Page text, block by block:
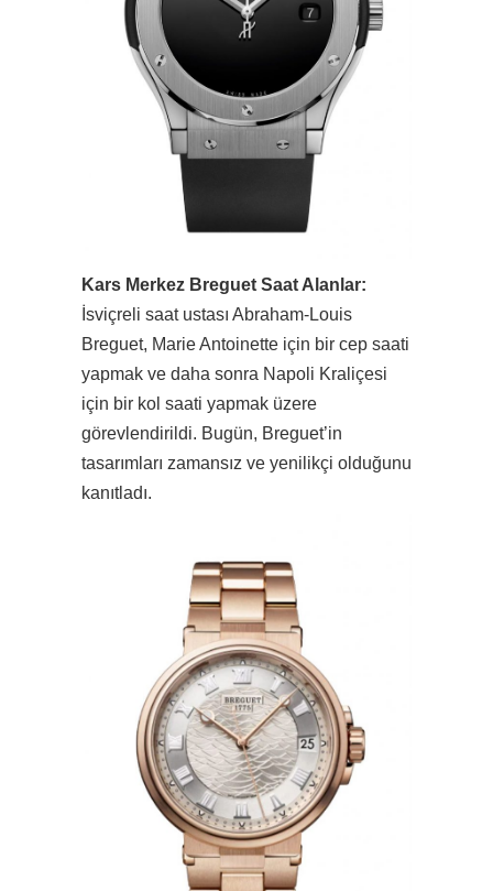
Kars Merkez Breguet Saat Alanlar:
İsviçreli saat ustası Abraham-Louis
Breguet, Marie Antoinette için bir cep saati
yapmak ve daha sonra Napoli Kraliçesi
için bir kol saati yapmak üzere
görevlendirildi. Bugün, Breguet’in
tasarımları zamansız ve yenilikçi olduğunu
kanıtladı.